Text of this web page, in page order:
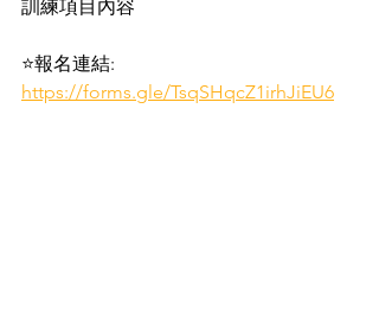
訓練項目內容
⭐報名連結:
https://forms.gle/TsqSHqcZ1irhJiEU6